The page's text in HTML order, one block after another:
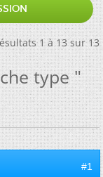
1 à 13 sur 13
type "
#1